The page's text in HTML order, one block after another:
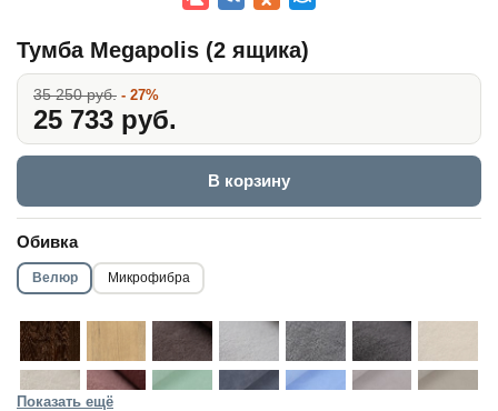
Тумба Megapolis (2 ящика)
35 250 руб. - 27%
25 733 руб.
В корзину
Обивка
Велюр Микрофибра
Показать ещё